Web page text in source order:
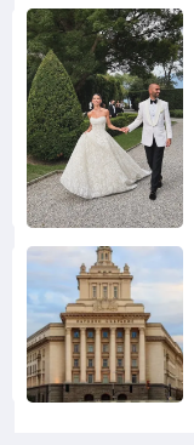
Снимка:
Инстаграм